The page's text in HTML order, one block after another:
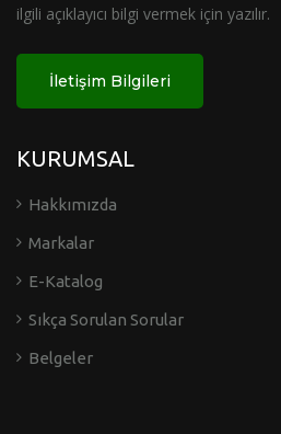
ilgili açıklayıcı bilgi vermek için yazılır.
İletişim Bilgileri
KURUMSAL
Hakkımızda
Markalar
E-Katalog
Sıkça Sorulan Sorular
Belgeler